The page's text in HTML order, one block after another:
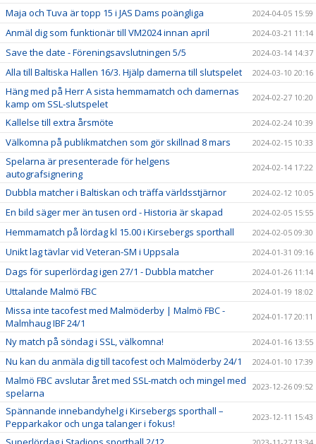
Maja och Tuva är topp 15 i JAS Dams poängliga 2024-04-05 15:59
Anmäl dig som funktionär till VM2024 innan april 2024-03-21 11:14
Save the date - Föreningsavslutningen 5/5 2024-03-14 14:37
Alla till Baltiska Hallen 16/3. Hjälp damerna till slutspelet 2024-03-10 20:16
Häng med på Herr A sista hemmamatch och damernas
kamp om SSL-slutspelet
2024-02-27 10:20
Kallelse till extra årsmöte 2024-02-24 10:39
Välkomna på publikmatchen som gör skillnad 8 mars 2024-02-15 10:33
Spelarna är presenterade för helgens
autografsignering
2024-02-14 17:22
Dubbla matcher i Baltiskan och träffa världsstjärnor 2024-02-12 10:05
En bild säger mer än tusen ord - Historia är skapad 2024-02-05 15:55
Hemmamatch på lördag kl 15.00 i Kirsebergs sporthall 2024-02-05 09:30
Unikt lag tävlar vid Veteran-SM i Uppsala 2024-01-31 09:16
Dags för superlördag igen 27/1 - Dubbla matcher 2024-01-26 11:14
Uttalande Malmö FBC 2024-01-19 18:02
Missa inte tacofest med Malmöderby | Malmö FBC -
Malmhaug IBF 24/1
2024-01-17 20:11
Ny match på söndag i SSL, välkomna! 2024-01-16 13:55
Nu kan du anmäla dig till tacofest och Malmöderby 24/1 2024-01-10 17:39
Malmö FBC avslutar året med SSL-match och mingel med
spelarna
2023-12-26 09:52
Spännande innebandyhelg i Kirsebergs sporthall –
Pepparkakor och unga talanger i fokus!
2023-12-11 15:43